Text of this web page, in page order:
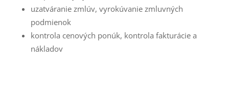
uzatváranie zmlúv, vyrokúvanie zmluvných
podmienok
kontrola cenových ponúk, kontrola fakturácie a
nákladov